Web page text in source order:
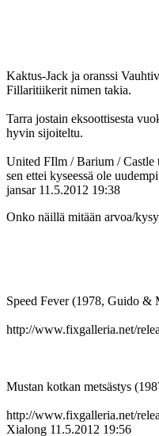
Kaktus-Jack ja oranssi
Fillaritiikerit nimen takia.
Tarra jostain eksoottisesta
hyvin sijoiteltu.
United FIlm / Barium / Castle
sen ettei kyseessä ole
jansar 11.5.2012 19:38
Onko näillä mitään arvoa/
Speed Fever (1978, Guido &
http://www.fixgalleria.net/
Mustan kotkan metsästys
http://www.fixgalleria.net/
Xialong 11.5.2012 19:56